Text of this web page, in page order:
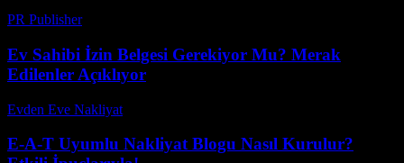
PR Publisher-
Ev Sahibi İzin Belgesi Gerekiyor Mu? Merak
Edilenler Açıklıyor
Evden Eve Nakliyat
E-A-T Uyumlu Nakliyat Blogu Nasıl Kurulur?